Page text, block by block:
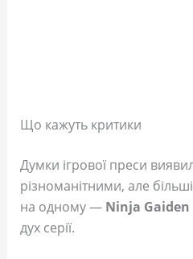
Що кажуть критики
Думки ігрової преси
різноманітними, але
на одному — Ninja Gaiden
дух серії.